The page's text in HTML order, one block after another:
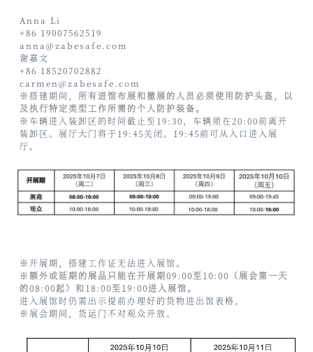
Anna Li
+86 19007562519
anna@zabesafe.com
谢嘉文
+86 18520702882
carmen@zabesafe.com
※搭建期间， 所有进馆布展和撤展的人员必须使用防护头盔，以
及执行特定类型工作所需的个人防护装备。
※车辆进入装卸区的时间截止至19:30，车辆须在20:00前离开
装卸区。展厅大门将于19:45关闭。19:45前可从入口进入展
厅。
※开展期，搭建工作证无法进入展馆。
※额外或延期的展品只能在开展期09:00至10:00（展会第一天
的08:00起）和18:00至19:00进入展馆。
进入展馆时仍需出示提前办理好的货物进出馆表格。
※展会期间，货运门不对观众开放。